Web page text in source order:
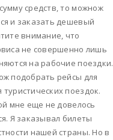
средств, то можнож
и заказать дешевый
внимание, что
не совершенно лишь
на рабочие поездки.
подобрать рейсы для
поездок.
мне еще не довелось
Я заказывал билеты
нашей страны. Но в